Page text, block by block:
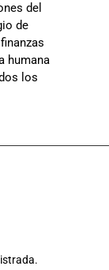
del
de
humana
los